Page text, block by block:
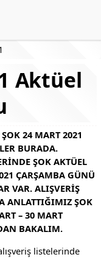
Aktüel
24 MART 2021
BURADA.
ŞOK AKTÜEL
ÇARŞAMBA GÜNÜ
VAR. ALIŞVERIŞ
ANLATTIĞIMIZ ŞOK
– 30 MART
BAKALIM.
listelerinde